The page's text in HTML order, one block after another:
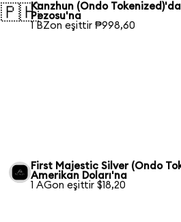
🇵🇭Kanzhun (Ondo
Pezosu'na
1 BZon eşittir ₱998,60
First Majestic Silver (Ondo
Amerikan Doları'na
1 AGon eşittir $18,20